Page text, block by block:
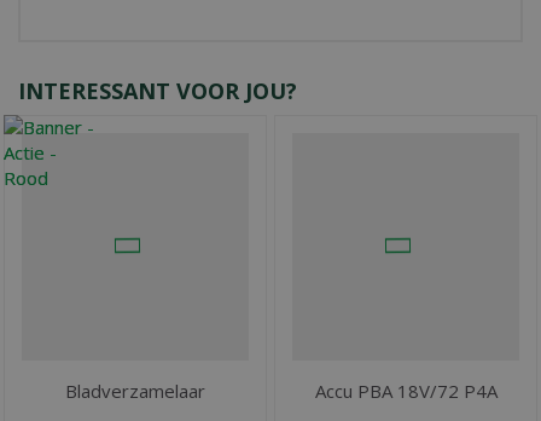
INTERESSANT VOOR JOU?
Bladverzamelaar Accu PBA 18V/72 P4A